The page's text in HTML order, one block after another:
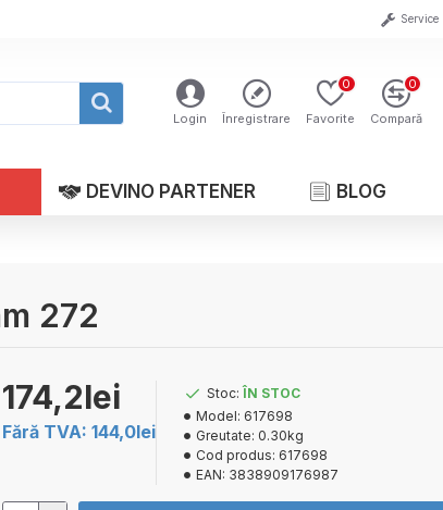
Service
Login Înregistrare Favorite
0
Compară
0
DEVINO PARTENER BLOG
272
174,2lei
Fără TVA: 144,0lei
Stoc: ÎN STOC
Model: 617698
Greutate: 0.30kg
Cod produs: 617698
EAN: 3838909176987